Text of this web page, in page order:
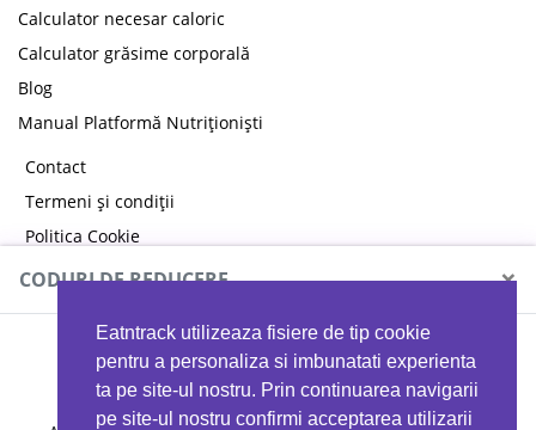
Eatntrack utilizeaza fisiere de tip cookie
pentru a personaliza si imbunatati experienta
ta pe site-ul nostru. Prin continuarea navigarii
pe site-ul nostru confirmi acceptarea utilizarii
Calculator necesar caloric
Calculator grăsime corporală
Blog
Manual Platformă Nutriționiști
Contact
Termeni și condiții
Politica Cookie
Politica de confidențialitate
CODURI DE REDUCERE ×
MYPROTEIN